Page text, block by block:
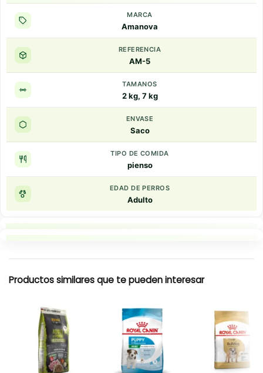
MARCA
Amanova
REFERENCIA
AM-5
TAMANOS
2 kg, 7 kg
ENVASE
Saco
TIPO DE COMIDA
pienso
EDAD DE PERROS
Adulto
Productos similares que te pueden interesar